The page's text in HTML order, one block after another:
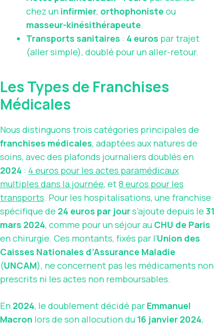
chez un infirmier, orthophoniste ou
masseur-kinésithérapeute.
Transports sanitaires : 4 euros par trajet
(aller simple), doublé pour un aller-retour.
Les Types de Franchises
Médicales
Nous distinguons trois catégories principales de
franchises médicales, adaptées aux natures de
soins, avec des plafonds journaliers doublés en
2024 : 4 euros pour les actes paramédicaux
multiples dans la journée, et8 euros pour les
transports. Pour les hospitalisations, une franchise
spécifique de 24 euros par jours’ajoute depuis le 31
mars 2024, comme pour un séjour au CHU de Paris
en chirurgie. Ces montants, fixés par l’Union des
Caisses Nationales d’Assurance Maladie
(UNCAM), ne concernent pas les médicaments non
prescrits ni les actes non remboursables.
En 2024, le doublement décidé par Emmanuel
Macron lors de son allocution du 16 janvier 2024,